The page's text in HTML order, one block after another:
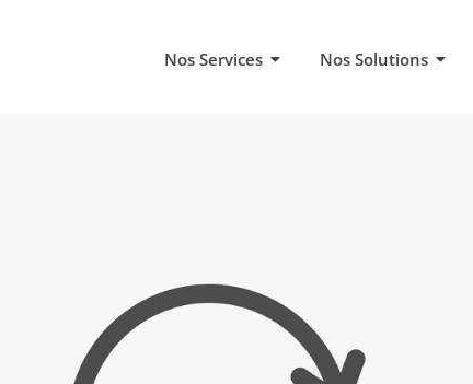
Nos Services Nos Solutions